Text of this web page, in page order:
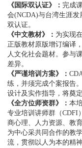
《国际双认证》： 完成
会(NCDA)与台湾生涯
双认证。
《中文教材》： 为实现
正版教材原版增订编译
人文化社会题材。参与
差异。
《严谨培训方案》：
练，并须完成个案报告
设计及实作指导，将奠
《全方位师资群》： 本
专业培训讲师群（CDFI
商心理、人力资源、教
为中心采共同合作的教
流，贯彻以人为本的精